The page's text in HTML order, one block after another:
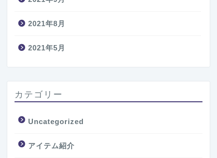
2021年8月
2021年5月
カテゴリー
Uncategorized
アイテム紹介